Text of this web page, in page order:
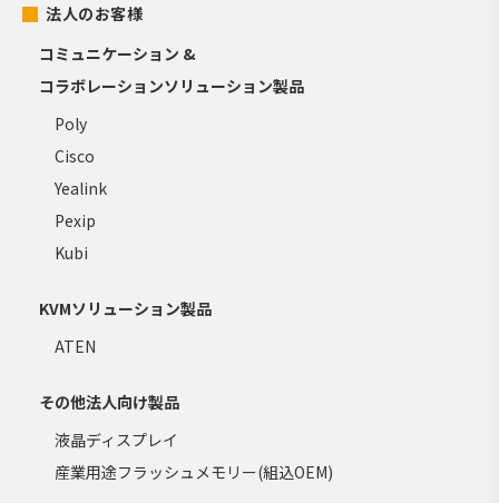
法人のお客様
コミュニケーション &
コラボレーションソリューション製品
Poly
Cisco
Yealink
Pexip
Kubi
KVMソリューション製品
ATEN
その他法人向け製品
液晶ディスプレイ
産業用途フラッシュメモリー(組込OEM)